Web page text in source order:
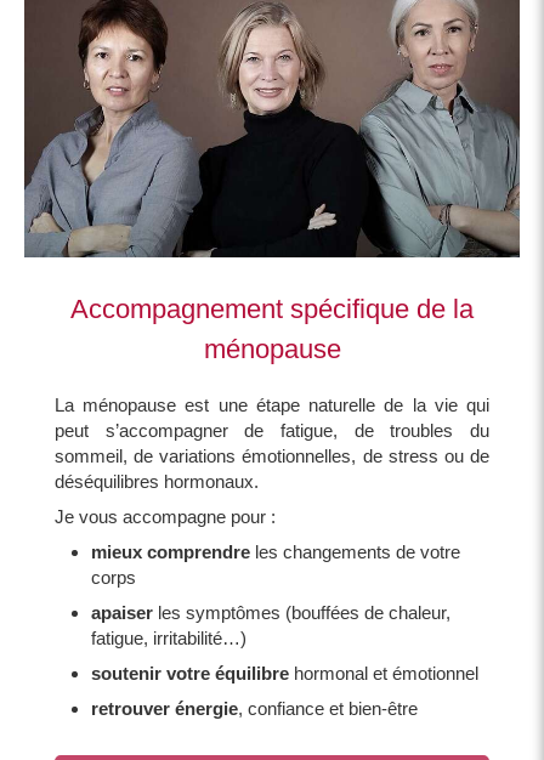
Accompagnement spécifique de la
ménopause
La ménopause est une étape naturelle de la vie qui
peut s’accompagner de fatigue, de troubles du
sommeil, de variations émotionnelles, de stress ou de
déséquilibres hormonaux.
Je vous accompagne pour :
mieux comprendre les changements de votre
corps
apaiser les symptômes (bouffées de chaleur,
fatigue, irritabilité…)
soutenir votre équilibre hormonal et émotionnel
retrouver énergie, confiance et bien-être